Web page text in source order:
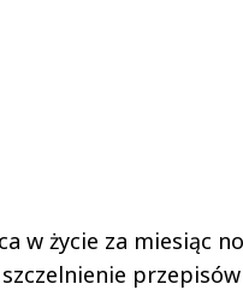
w życie za miesiąc